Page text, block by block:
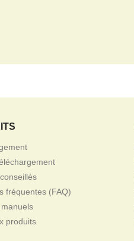
fréquentes (FAQ)
produits